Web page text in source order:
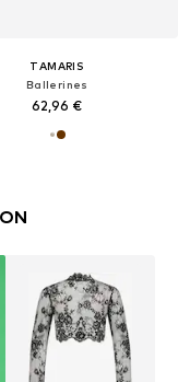
TAMARIS
Ballerines
62,96 €